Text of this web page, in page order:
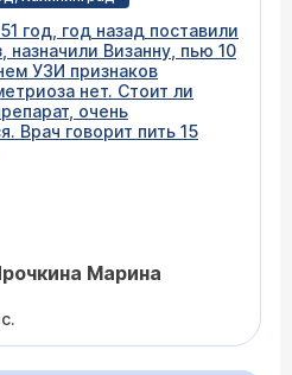
год, год назад поставили
назначили Визанну, пью 10
УЗИ признаков
нет. Стоит ли
очень
Врач говорит пить 15
Марина